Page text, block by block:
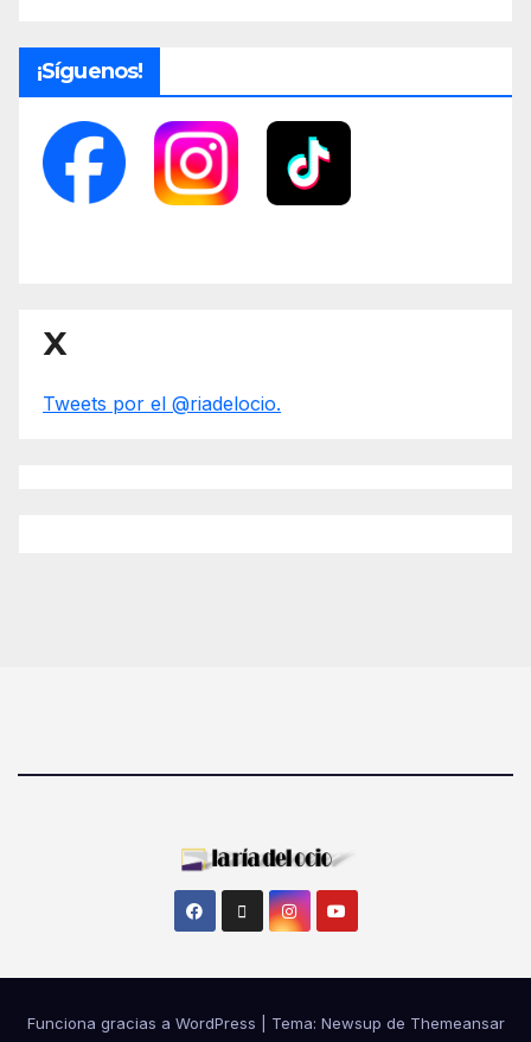
¡Síguenos!
X
Tweets por el @riadelocio.
Funciona gracias a WordPress Tema: Newsup de Themeansar